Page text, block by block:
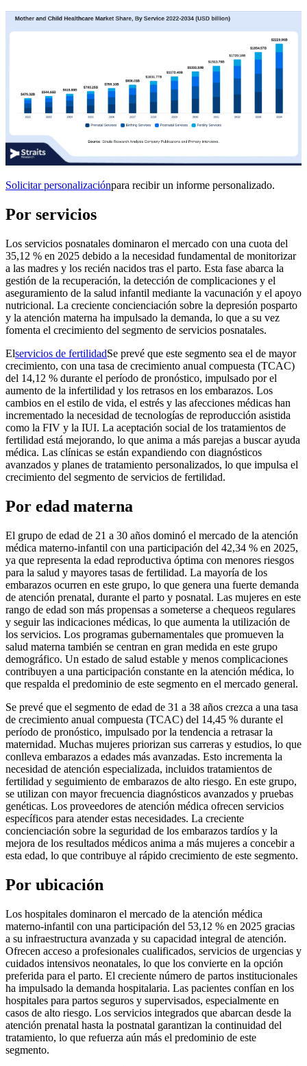
Solicitar personalizaciónpara recibir un informe personalizado.
Por servicios
Los servicios posnatales dominaron el mercado con una cuota del
35,12 % en 2025 debido a la necesidad fundamental de monitorizar
a las madres y los recién nacidos tras el parto. Esta fase abarca la
gestión de la recuperación, la detección de complicaciones y el
aseguramiento de la salud infantil mediante la vacunación y el apoyo
nutricional. La creciente concienciación sobre la depresión posparto
y la atención materna ha impulsado la demanda, lo que a su vez
fomenta el crecimiento del segmento de servicios posnatales.
Elservicios de fertilidadSe prevé que este segmento sea el de mayor
crecimiento, con una tasa de crecimiento anual compuesta (TCAC)
del 14,12 % durante el período de pronóstico, impulsado por el
aumento de la infertilidad y los retrasos en los embarazos. Los
cambios en el estilo de vida, el estrés y las afecciones médicas han
incrementado la necesidad de tecnologías de reproducción asistida
como la FIV y la IUI. La aceptación social de los tratamientos de
fertilidad está mejorando, lo que anima a más parejas a buscar ayuda
médica. Las clínicas se están expandiendo con diagnósticos
avanzados y planes de tratamiento personalizados, lo que impulsa el
crecimiento del segmento de servicios de fertilidad.
Por edad materna
El grupo de edad de 21 a 30 años dominó el mercado de la atención
médica materno-infantil con una participación del 42,34 % en 2025,
ya que representa la edad reproductiva óptima con menores riesgos
para la salud y mayores tasas de fertilidad. La mayoría de los
embarazos ocurren en este grupo, lo que genera una fuerte demanda
de atención prenatal, durante el parto y posnatal. Las mujeres en este
rango de edad son más propensas a someterse a chequeos regulares
y seguir las indicaciones médicas, lo que aumenta la utilización de
los servicios. Los programas gubernamentales que promueven la
salud materna también se centran en gran medida en este grupo
demográfico. Un estado de salud estable y menos complicaciones
contribuyen a una participación constante en la atención médica, lo
que respalda el predominio de este segmento en el mercado general.
Se prevé que el segmento de edad de 31 a 38 años crezca a una tasa
de crecimiento anual compuesta (TCAC) del 14,45 % durante el
período de pronóstico, impulsado por la tendencia a retrasar la
maternidad. Muchas mujeres priorizan sus carreras y estudios, lo que
conlleva embarazos a edades más avanzadas. Esto incrementa la
necesidad de atención especializada, incluidos tratamientos de
fertilidad y seguimiento de embarazos de alto riesgo. En este grupo,
se utilizan con mayor frecuencia diagnósticos avanzados y pruebas
genéticas. Los proveedores de atención médica ofrecen servicios
específicos para atender estas necesidades. La creciente
concienciación sobre la seguridad de los embarazos tardíos y la
mejora de los resultados médicos anima a más mujeres a concebir a
esta edad, lo que contribuye al rápido crecimiento de este segmento.
Por ubicación
Los hospitales dominaron el mercado de la atención médica
materno-infantil con una participación del 53,12 % en 2025 gracias
a su infraestructura avanzada y su capacidad integral de atención.
Ofrecen acceso a profesionales cualificados, servicios de urgencias y
cuidados intensivos neonatales, lo que los convierte en la opción
preferida para el parto. El creciente número de partos institucionales
ha impulsado la demanda hospitalaria. Las pacientes confían en los
hospitales para partos seguros y supervisados, especialmente en
casos de alto riesgo. Los servicios integrados que abarcan desde la
atención prenatal hasta la postnatal garantizan la continuidad del
tratamiento, lo que refuerza aún más el predominio de este
segmento.